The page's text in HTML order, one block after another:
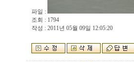
파일 :
조회 : 1794
작성 : 2011년 05월 09일 12:05:20